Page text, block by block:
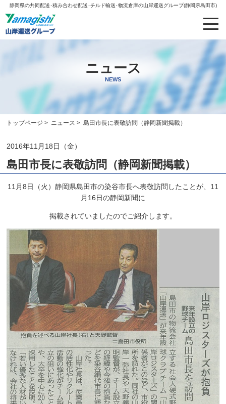
静岡県の共同配送･積み合わせ配送･チルド輸送･物流倉庫の山岸運送グループ(静岡県島田市)
ニュース
NEWS
トップページ > ニュース > 島田市長に表敬訪問（静岡新聞掲載）
2016年11月18日（金）
島田市長に表敬訪問（静岡新聞掲載）
11月8日（火）静岡県島田市の染谷市長へ表敬訪問したことが、11
月16日の静岡新聞に
掲載されていましたのでご紹介します。